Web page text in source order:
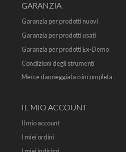
GARANZIA
Garanzia per prodotti nuovi
Garanzia per prodotti usati
Garanzia per prodotti Ex-Demo
Condizioni degli strumenti
Merce danneggiata o incompleta
IL MIO ACCOUNT
Il mio account
I miei ordini